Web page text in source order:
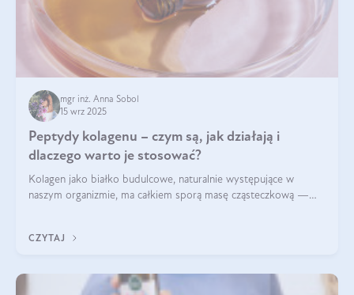
mgr inż. Anna Sobol
15 wrz 2025
Peptydy kolagenu – czym są, jak działają i
dlaczego warto je stosować?
Kolagen jako białko budulcowe, naturalnie występujące w
naszym organizmie, ma całkiem sporą masę cząsteczkową —
bardziej biodostępny
CZYTAJ